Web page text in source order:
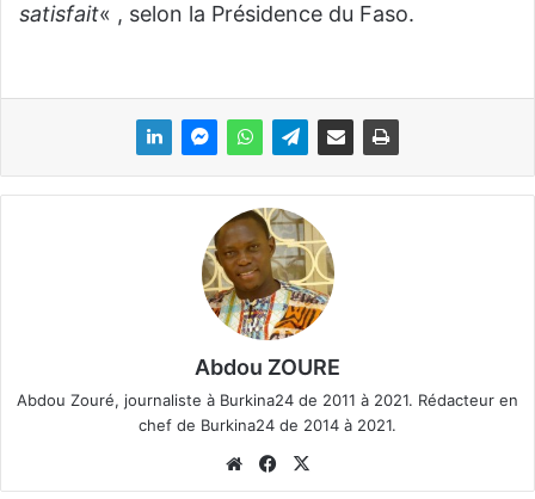
satisfait« , selon la Présidence du Faso.
Abdou ZOURE
Abdou Zouré, journaliste à Burkina24 de 2011 à 2021. Rédacteur en
chef de Burkina24 de 2014 à 2021.
We
bsi
Fa
ce